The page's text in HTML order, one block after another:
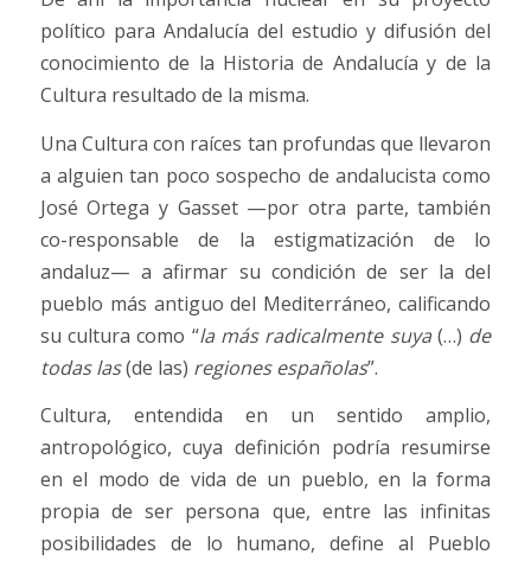
político para Andalucía del estudio y difusión del
conocimiento de la Historia de Andalucía y de la
Cultura resultado de la misma.
Una Cultura con raíces tan profundas que llevaron
a alguien tan poco sospecho de andalucista como
José Ortega y Gasset —por otra parte, también
co-responsable de la estigmatización de lo
andaluz— a afirmar su condición de ser la del
pueblo más antiguo del Mediterráneo, calificando
su cultura como “la más radicalmente suya(…) de
todas las(de las) regiones españolas”.
Cultura, entendida en un sentido amplio,
antropológico, cuya definición podría resumirse
en el modo de vida de un pueblo, en la forma
propia de ser persona que, entre las infinitas
posibilidades de lo humano, define al Pueblo